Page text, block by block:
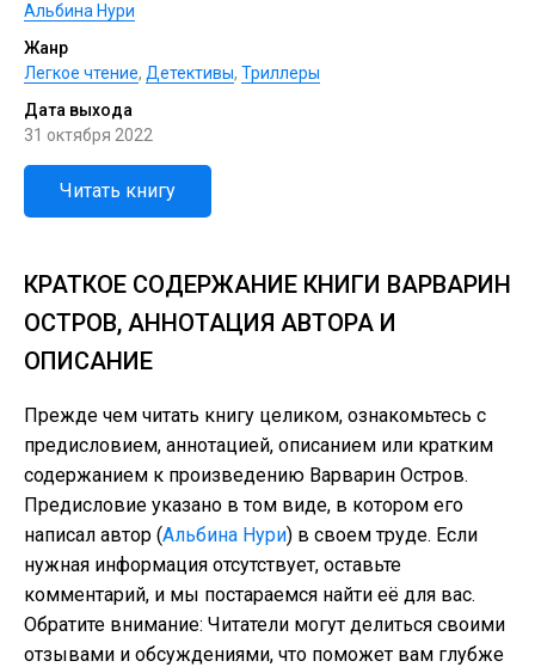
Альбина Нури
Жанр
Легкое чтение, Детективы, Триллеры
Дата выхода
31 октября 2022
Читать книгу
КРАТКОЕ СОДЕРЖАНИЕ КНИГИ ВАРВАРИН
ОСТРОВ, АННОТАЦИЯ АВТОРА И
ОПИСАНИЕ
Прежде чем читать книгу целиком, ознакомьтесь с
предисловием, аннотацией, описанием или кратким
содержанием к произведению Варварин Остров.
Предисловие указано в том виде, в котором его
написал автор (Альбина Нури) в своем труде. Если
нужная информация отсутствует, оставьте
комментарий, и мы постараемся найти её для вас.
Обратите внимание: Читатели могут делиться своими
отзывами и обсуждениями, что поможет вам глубже